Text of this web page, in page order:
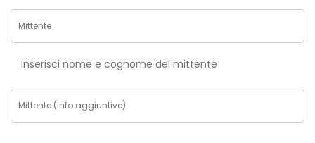
Inserisci nome e cognome del mittente